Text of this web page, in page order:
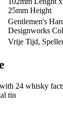
25mm Height
Gentlemen's
Designworks
Vrije Tijd,
24 whisky
tin